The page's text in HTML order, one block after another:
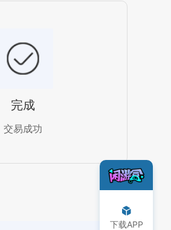
完成
交易成功
下载APP